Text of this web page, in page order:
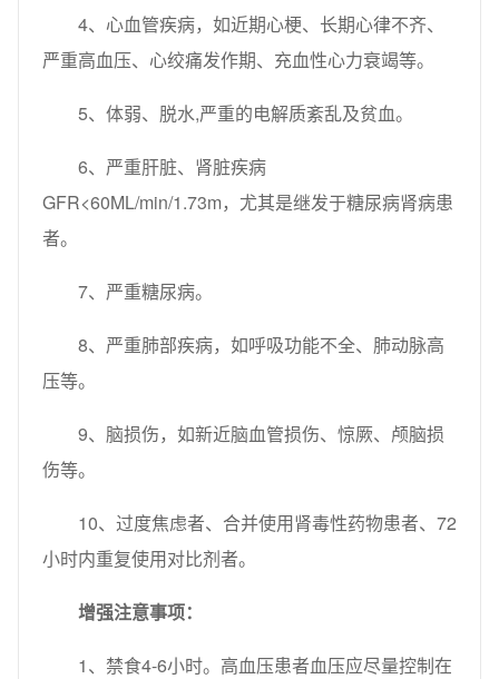
4、心血管疾病，如近期心梗、长期心律不齐、
严重高血压、心绞痛发作期、充血性心力衰竭等。
5、体弱、脱水,严重的电解质紊乱及贫血。
6、严重肝脏、肾脏疾病
GFR<60ML/min/1.73m，尤其是继发于糖尿病肾病患
者。
7、严重糖尿病。
8、严重肺部疾病，如呼吸功能不全、肺动脉高
压等。
9、脑损伤，如新近脑血管损伤、惊厥、颅脑损
伤等。
10、过度焦虑者、合并使用肾毒性药物患者、72
小时内重复使用对比剂者。
增强注意事项：
1、禁食4-6小时。高血压患者血压应尽量控制在